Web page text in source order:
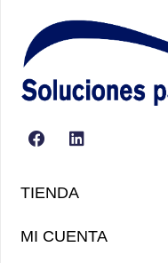
TIENDA
MI CUENTA